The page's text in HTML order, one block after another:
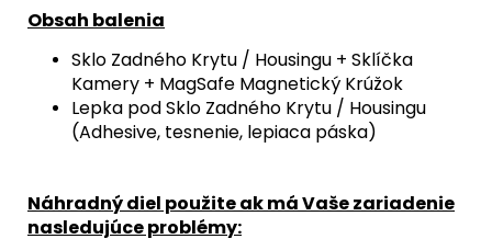
Obsah balenia
Sklo Zadného Krytu / Housingu + Sklíčka
Kamery + MagSafe Magnetický Krúžok
Lepka pod Sklo Zadného Krytu / Housingu
(Adhesive, tesnenie, lepiaca páska)
Náhradný diel použite ak má Vaše zariadenie
nasledujúce problémy: